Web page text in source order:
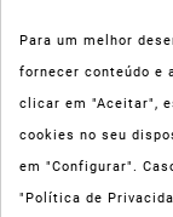
Esta parafarmácia
(registo nº
Sujeitos a Receita
ao domicílio e
Para um melhor
fornecer conteúdo e
clicar em "Aceitar",
cookies no seu
em "Configurar".
"Política de